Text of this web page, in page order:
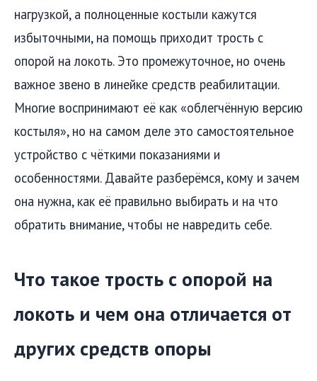
нагрузкой, а полноценные костыли кажутся
избыточными, на помощь приходит трость с
опорой на локоть. Это промежуточное, но очень
важное звено в линейке средств реабилитации.
Многие воспринимают её как «облегчённую версию
костыля», но на самом деле это самостоятельное
устройство с чёткими показаниями и
особенностями. Давайте разберёмся, кому и зачем
она нужна, как её правильно выбирать и на что
обратить внимание, чтобы не навредить себе.
Что такое трость с опорой на
локоть и чем она отличается от
других средств опоры